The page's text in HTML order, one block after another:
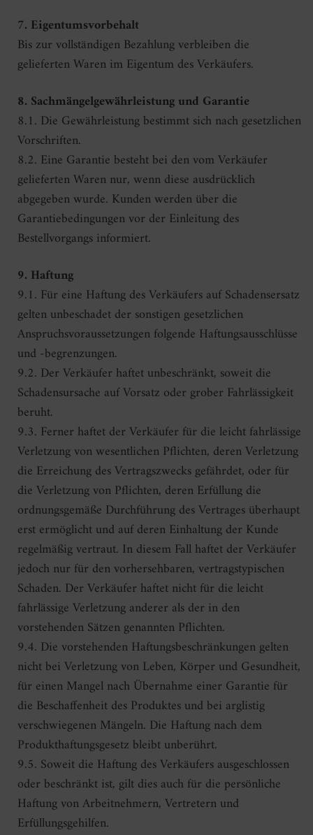
7. Eigentumsvorbehalt
Bis zur vollständigen Bezahlung verbleiben die
gelieferten Waren im Eigentum des Verkäufers.
8. Sachmängelgewährleistung und Garantie
8.1. Die Gewährleistung bestimmt sich nach gesetzlichen
Vorschriften.
8.2. Eine Garantie besteht bei den vom Verkäufer
gelieferten Waren nur, wenn diese ausdrücklich
abgegeben wurde. Kunden werden über die
Garantiebedingungen vor der Einleitung des
Bestellvorgangs informiert.
9. Haftung
9.1. Für eine Haftung des Verkäufers auf Schadensersatz
gelten unbeschadet der sonstigen gesetzlichen
Anspruchsvoraussetzungen folgende Haftungsausschlüsse
und -begrenzungen.
9.2. Der Verkäufer haftet unbeschränkt, soweit die
Schadensursache auf Vorsatz oder grober Fahrlässigkeit
beruht.
9.3. Ferner haftet der Verkäufer für die leicht fahrlässige
Verletzung von wesentlichen Pflichten, deren Verletzung
die Erreichung des Vertragszwecks gefährdet, oder für
die Verletzung von Pflichten, deren Erfüllung die
ordnungsgemäße Durchführung des Vertrages überhaupt
erst ermöglicht und auf deren Einhaltung der Kunde
regelmäßig vertraut. In diesem Fall haftet der Verkäufer
jedoch nur für den vorhersehbaren, vertragstypischen
Schaden. Der Verkäufer haftet nicht für die leicht
fahrlässige Verletzung anderer als der in den
vorstehenden Sätzen genannten Pflichten.
9.4. Die vorstehenden Haftungsbeschränkungen gelten
nicht bei Verletzung von Leben, Körper und Gesundheit,
für einen Mangel nach Übernahme einer Garantie für
die Beschaffenheit des Produktes und bei arglistig
verschwiegenen Mängeln. Die Haftung nach dem
Produkthaftungsgesetz bleibt unberührt.
9.5. Soweit die Haftung des Verkäufers ausgeschlossen
oder beschränkt ist, gilt dies auch für die persönliche
Haftung von Arbeitnehmern, Vertretern und
Erfüllungsgehilfen.